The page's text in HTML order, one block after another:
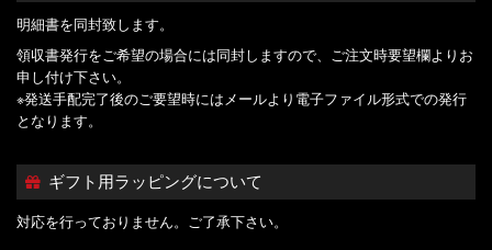
明細書を同封致します。
領収書発行をご希望の場合には同封しますので、ご注文時要望欄よりお
申し付け下さい。
※発送手配完了後のご要望時にはメールより電子ファイル形式での発行
となります。
ギフト用ラッピングについて
対応を行っておりません。ご了承下さい。